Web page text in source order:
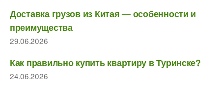
Доставка грузов из Китая — особенности и
преимущества
29.06.2026
Как правильно купить квартиру в Туринске?
24.06.2026